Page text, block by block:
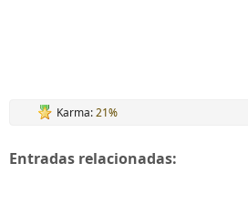
Karma:21%
Entradas relacionadas: